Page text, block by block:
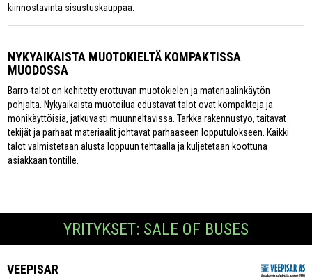
kiinnostavinta sisustuskauppaa.
NYKYAIKAISTA MUOTOKIELTÄ KOMPAKTISSA
MUODOSSA
Barro-talot on kehitetty erottuvan muotokielen ja materiaalinkäytön
pohjalta. Nykyaikaista muotoilua edustavat talot ovat kompakteja ja
monikäyttöisiä, jatkuvasti muunneltavissa. Tarkka rakennustyö, taitavat
tekijät ja parhaat materiaalit johtavat parhaaseen lopputulokseen. Kaikki
talot valmistetaan alusta loppuun tehtaalla ja kuljetetaan koottuna
asiakkaan tontille.
YRITYKSET: SALE OF BUSES
VEEPISAR